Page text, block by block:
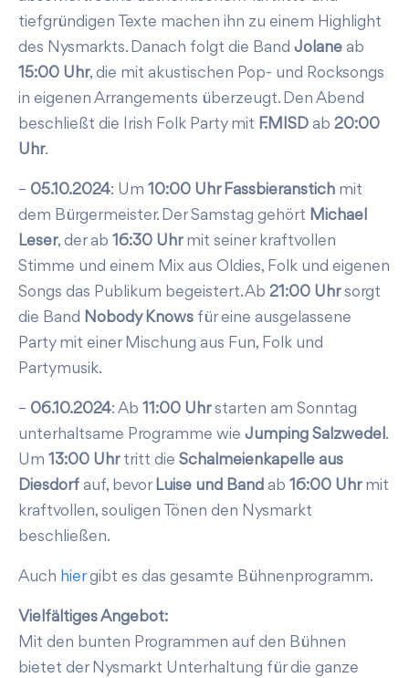
tiefgründigen Texte machen ihn zu einem Highlight
des Nysmarkts. Danach folgt die Band Jolane ab
15:00 Uhr, die mit akustischen Pop- und Rocksongs
in eigenen Arrangements überzeugt. Den Abend
beschließt die Irish Folk Party mit F.MISD ab 20:00
Uhr.
– 05.10.2024: Um 10:00 Uhr Fassbieranstich mit
dem Bürgermeister. Der Samstag gehört Michael
Leser, der ab 16:30 Uhrmit seiner kraftvollen
Stimme und einem Mix aus Oldies, Folk und eigenen
Songs das Publikum begeistert. Ab 21:00 Uhrsorgt
die Band Nobody Knows für eine ausgelassene
Party mit einer Mischung aus Fun, Folk und
Partymusik.
– 06.10.2024: Ab 11:00 Uhrstarten am Sonntag
unterhaltsame Programme wie Jumping Salzwedel .
Um 13:00 Uhrtritt die Schalmeienkapelle aus
Diesdorf auf, bevor Luise und Band ab 16:00 Uhrmit
kraftvollen, souligen Tönen den Nysmarkt
beschließen.
Auch hiergibt es das gesamte Bühnenprogramm.
Vielfältiges Angebot:
Mit den bunten Programmen auf den Bühnen
bietet der Nysmarkt Unterhaltung für die ganze